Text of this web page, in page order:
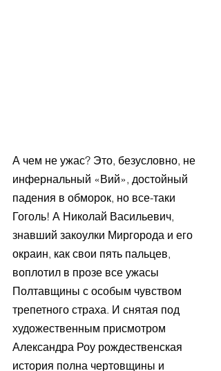
А чем не ужас? Это, безусловно, не
инфернальный «Вий», достойный
падения в обморок, но все-таки
Гоголь! А Николай Васильевич,
знавший закоулки Миргорода и его
окраин, как свои пять пальцев,
воплотил в прозе все ужасы
Полтавщины с особым чувством
трепетного страха. И снятая под
художественным присмотром
Александра Роу рождественская
история полна чертовщины и